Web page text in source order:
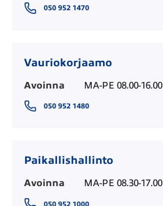
050 952 1470
Vauriokorjaamo
Avoinna MA-PE 08.00-16.00
050 952 1480
Paikallishallinto
Avoinna MA-PE 08.30-17.00
050 952 1000